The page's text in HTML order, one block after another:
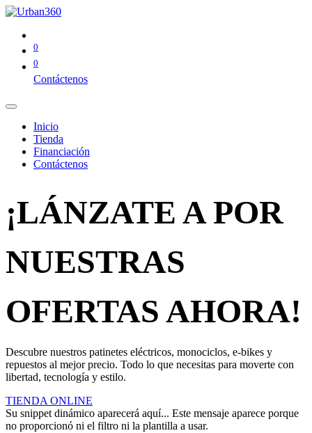
0
0
Contáctenos
Inicio
Tienda
Financiación
Contáctenos
¡LÁNZATE A POR
NUESTRAS
OFERTAS AHORA!
Descubre nuestros patinetes eléctricos, monociclos, e-bikes y
repuestos al mejor precio. Todo lo que necesitas para moverte con
libertad, tecnología y estilo.
TIENDA ONLINE
Su snippet dinámico aparecerá aquí... Este mensaje aparece porque
no proporcionó ni el filtro ni la plantilla a usar.